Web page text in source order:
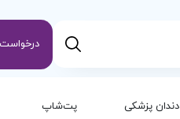
دندان پزشکی پت‌شاپ